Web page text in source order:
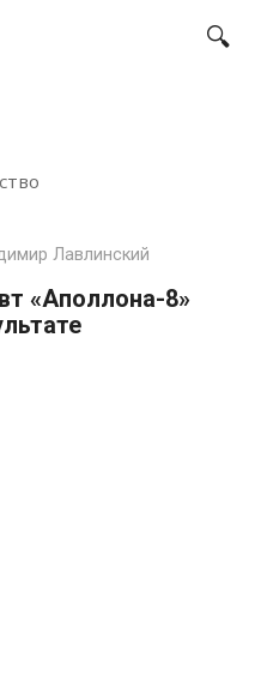
Лавлинский
«Аполлона-8»